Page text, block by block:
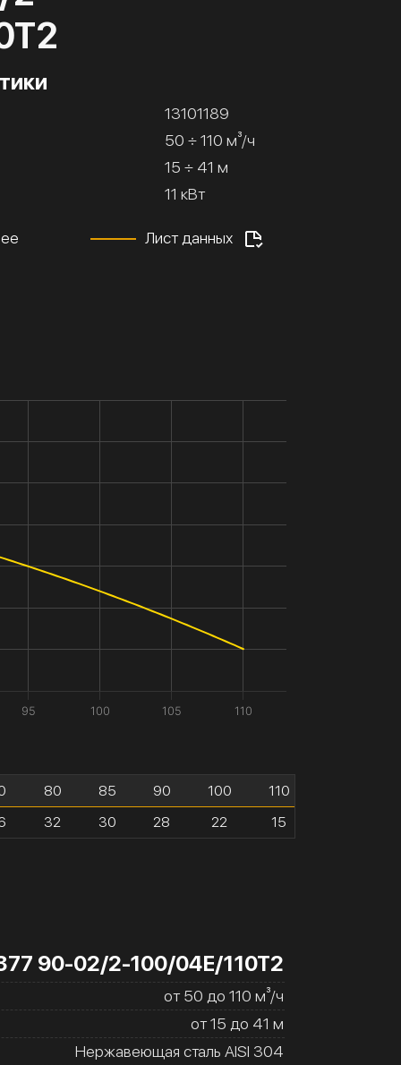
13101189
50 ÷ 110 м³/ч
15 ÷ 41 м
11 кВт
Лист данных
95 100 105 110
80
32
85
30
90
28
100
22
110
15
90-02/2-100/04Е/110Т2
от 50 до 110 м³/ч
от 15 до 41 м
Нержавеющая сталь AISI 304